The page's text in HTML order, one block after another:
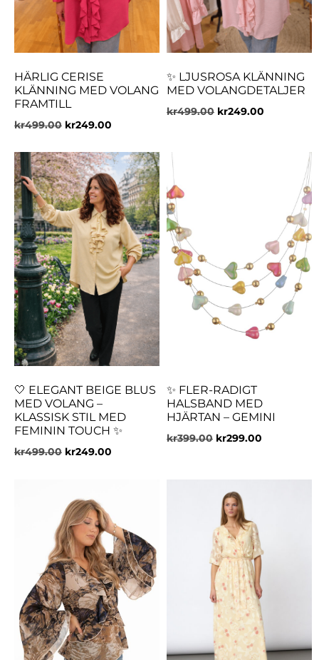
HÄRLIG CERISE
KLÄNNING MED VOLANG
FRAMTILL
kr499.00 kr249.00
✨ LJUSROSA KLÄNNING
MED VOLANGDETALJER
kr499.00 kr249.00
🤍 ELEGANT BEIGE BLUS
MED VOLANG –
KLASSISK STIL MED
FEMININ TOUCH ✨
kr499.00 kr249.00
✨ FLER-RADIGT
HALSBAND MED
HJÄRTAN – GEMINI
kr399.00 kr299.00